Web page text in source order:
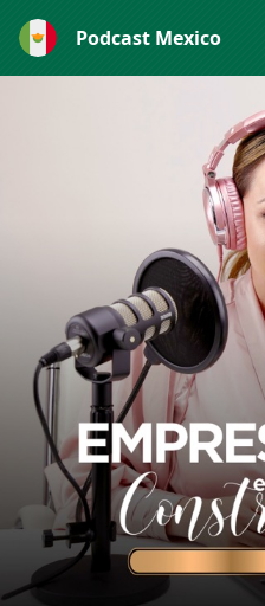
Podcast Mexico